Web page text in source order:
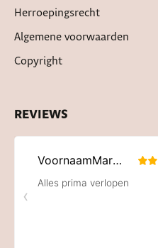
Herroepingsrecht
Algemene voorwaarden
Copyright
REVIEWS